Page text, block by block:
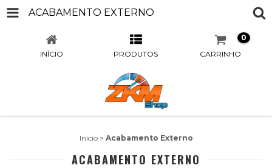
ACABAMENTO EXTERNO
INÍCIO PRODUTOS CARRINHO
0
Início > Acabamento Externo
ACABAMENTO EXTERNO